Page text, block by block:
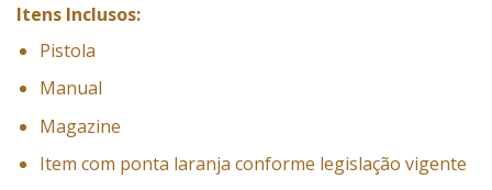
Itens Inclusos:
Pistola
Manual
Magazine
Item com ponta laranja conforme legislação vigente